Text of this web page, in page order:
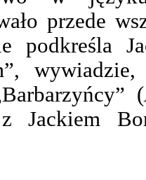
przede
podkreśla
(
Jackiem